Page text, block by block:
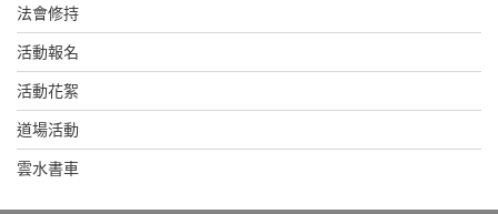
法會修持
活動報名
活動花絮
道場活動
雲水書車